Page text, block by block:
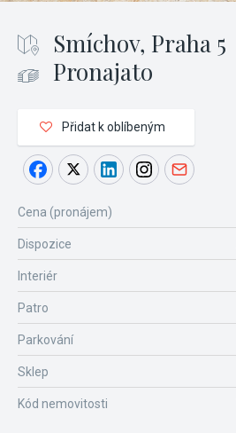
Smíchov, Praha 5
Pronajato
Přidat k oblíbeným
Cena (pronájem)
Dispozice
Interiér
Patro
Parkování
Sklep
Kód nemovitosti